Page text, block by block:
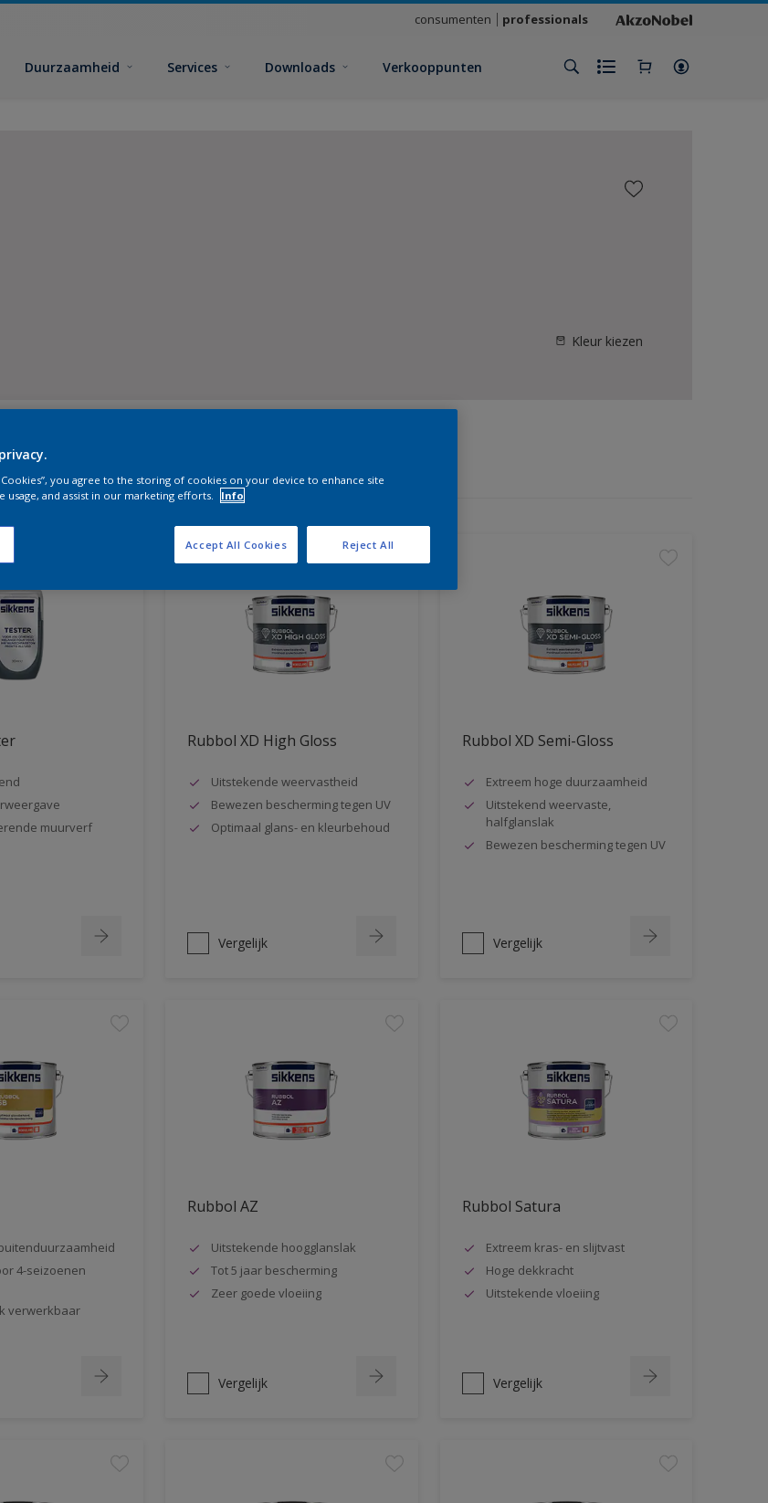
consumenten professionals
Duurzaamheid Services Downloads Verkooppunten
Kleur kiezen
muurverf
Rubbol XD High Gloss
Uitstekende weervastheid
Bewezen bescherming tegen UV
Optimaal glans- en kleurbehoud
Vergelijk
Rubbol XD Semi-Gloss
Extreem hoge duurzaamheid
Uitstekend weervaste,
halfglanslak
Bewezen bescherming tegen UV
Vergelijk
4-seizoenen
verwerkbaar
Rubbol AZ
Uitstekende hoogglanslak
Tot 5 jaar bescherming
Zeer goede vloeiing
Vergelijk
Rubbol Satura
Extreem kras- en slijtvast
Hoge dekkracht
Uitstekende vloeiing
Vergelijk
Cookies”, you agree to the storing of cookies on your device to enhance site
usage, and assist in our marketing efforts.
Info
Reject All
Accept All Cookies